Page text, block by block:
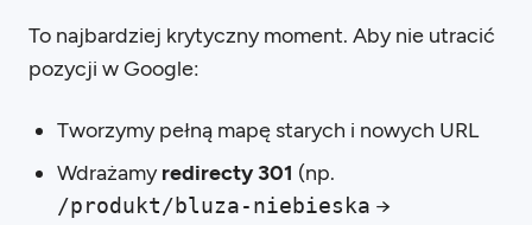
To najbardziej krytyczny moment. Aby nie utracić
pozycji w Google:
Tworzymy pełną mapę starych i nowych URL
Wdrażamyredirecty 301 (np.
/produkt/bluza-niebieska →